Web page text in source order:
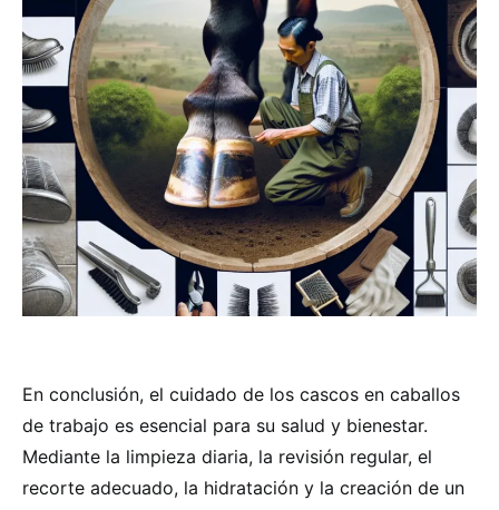
En conclusión, el cuidado de los cascos en caballos
de trabajo es esencial para su salud y bienestar.
Mediante la limpieza diaria, la revisión regular, el
recorte adecuado, la hidratación y la creación de un